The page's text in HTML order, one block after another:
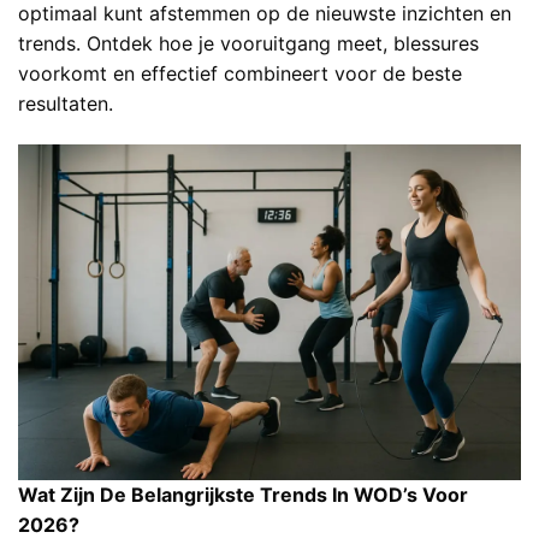
optimaal kunt afstemmen op de nieuwste inzichten en
trends. Ontdek hoe je vooruitgang meet, blessures
voorkomt en effectief combineert voor de beste
resultaten.
Wat Zijn De Belangrijkste Trends In WOD’s Voor
2026?